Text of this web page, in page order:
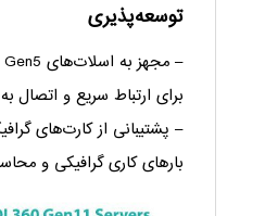
توسعه‌پذیری
برای ارتباط سریع و اتصال
بارهای کاری گرافیکی و